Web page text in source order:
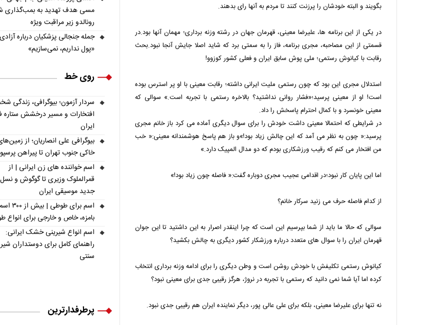
بگویند و البته خودشان را پرزنت کنند تا مردم به آنها رای بدهند.
در یکی از این برنامه ها، علیرضا معینی، قهرمان جهان در رشته وزنه برداری؛ مهمان آنها بود.در
قسمتی از این مصاحبه، مجری برنامه، فاز را به سمتی برد که شاید اصلا جایش آنجا نبود.بحث
رقابت با کیانوش رستمی؛ ملی پوش سابق ایران و فعلی کشور کوزوو!
استدلال مجری این بود که چون رستمی ملیت ایرانی داشته؛ رقابت معینی با او پر استرس بوده
است! او از معینی پرسید؛«فشار روانی نداشتید؟ بالاخره رستمی با تجربه است.» سوالی که
معینی خونسرد و با کمال احترام پاسخش را داد.
در شرایطی که احتمالا معینی داشت خودش را برای سوال دیگری آماده می کرد باز خانم مجری
پرسید:« چون به نظر می آمد که این چالش زیاد بود!»و باز هم پاسخ هوشمندانه معینی:« خب
من افتخار می کنم که رقیب ورزشکاری بودم که دو مدال المپیک دارد.»
اما این پایان کار نبود؛در اقدامی عجیب مجری دوباره گفت:« فاصله چون زیاد بود!»
از کدام فاصله حرف می زنید سرکار خانم؟
سوالی که حالا ما باید از شما بپرسیم این است که چرا اینقدر اصرار به این داشتید تا این جوان
قهرمان ایران را با سوال های متعدد درباره ورزشکار کشور دیگری به چالش بکشید؟
کیانوش رستمی تکلیفش با خودش روشن است و وطن دیگری را برای ادامه وزنه برداری انتخاب
کرده اما آیا شما نمی دانید که رستمی با تجربه در نروژ، هرگز رقیبی جدی برای معینی نبود؟
نه تنها برای علیرضا معینی، بلکه برای علی عالی پور، دیگر نماینده ایران هم رقیبی جدی نبود.
مسی هدف تهدید به بمب‌گذاری
رونالدو زیر مراقبت ویژه
جمله جنجالی پزشکیان درباره
«پول نداریم، نمی‌سازیم»
روی خط
سردار آزمون؛ بیوگرافی، زندگی
افتخارات و مسیر درخشش ستاره
ایران
بیوگرافی علی انصاریان؛ از
خاکی جنوب تهران تا پیراهن
اسم خواننده های زن ایرانی | از
قمرالملوک وزیری تا گوگوش و نسل
جدید موسیقی ایران
اسم برای
بامزه، خاص و خارجی برای انواع
اسم انواع شیرینی خشک ایرانی:
راهنمای کامل برای دوستداران
سنتی
پرطرفدارترین